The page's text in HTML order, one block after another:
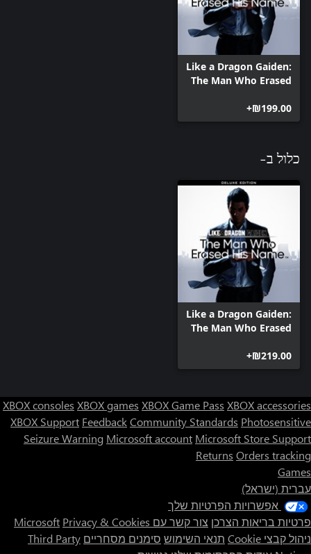
Like a Dragon Gaiden:
The Man Who Erased
‪₪‎199.00‬+
כלול ב-
Like a Dragon Gaiden:
The Man Who Erased
Edition
‪₪‎219.00‬+
XBOX consoles XBOX games XBOX Game Pass XBOX accessories
XBOX Support FeedbackCommunity Standards Photosensitive
Seizure Warning Microsoft account Microsoft Store Support
Returns Orders tracking
Games
עברית (ישראל)
אפשרויות הפרטיות שלך
פרטיות בריאות הצרכן צור קשר עם Microsoft Privacy & Cookies
ניהול קבצי Cookie
תנאי השימוש סימנים מסחריים Third Party